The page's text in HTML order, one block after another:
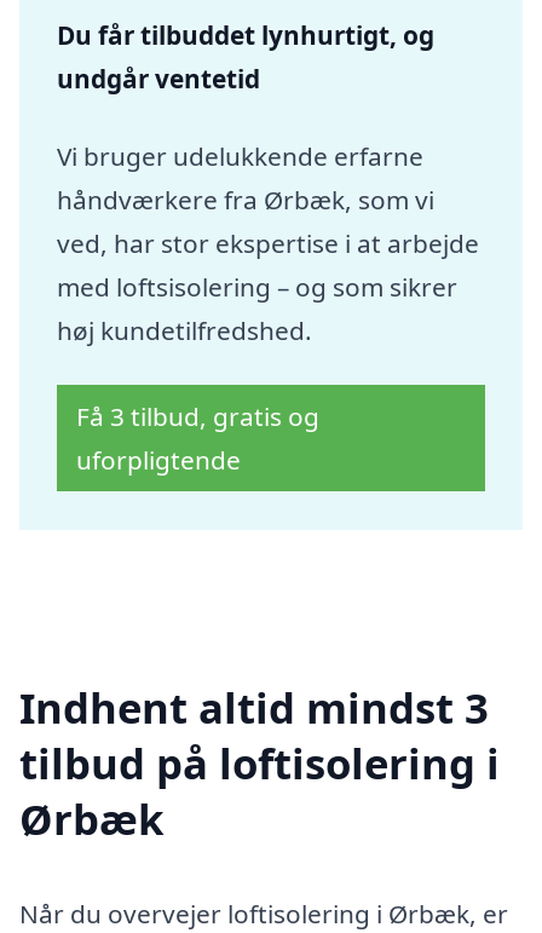
Du får tilbuddet lynhurtigt, og
undgår ventetid
Vi bruger udelukkende erfarne
håndværkere fra Ørbæk, som vi
ved, har stor ekspertise i at arbejde
med loftsisolering – og som sikrer
høj kundetilfredshed.
Få 3 tilbud, gratis og
uforpligtende
Indhent altid mindst 3
tilbud på loftisolering i
Ørbæk
Når du overvejer loftisolering i Ørbæk, er